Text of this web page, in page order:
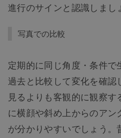
進行のサインと認識しまし
写真での比較
定期的に同じ角度・条件で
過去と比較して変化を確
見るよりも客観的に観察
に横顔や斜め上からのア
が分かりやすいでしょう。